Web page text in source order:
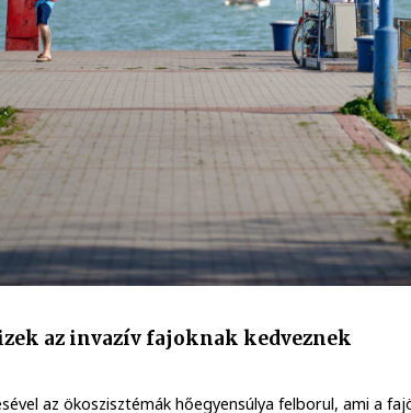
az invazív fajoknak kedveznek
az ökoszisztémák hőegyensúlya felborul, ami a